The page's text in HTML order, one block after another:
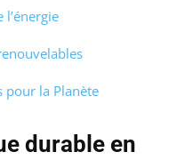
l’énergie
pour la Planète
durable en